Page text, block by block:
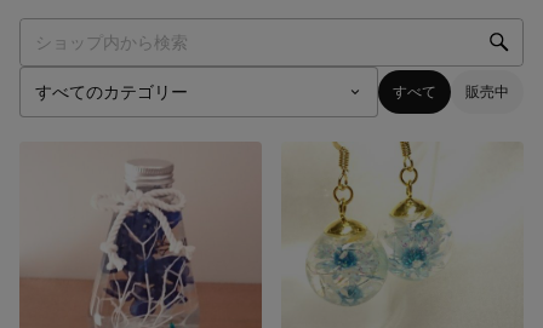
すべて 販売中